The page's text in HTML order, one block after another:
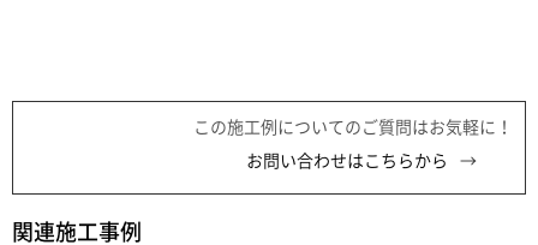
この施工例についてのご質問はお気軽に！
お問い合わせはこちらから
関連施工事例